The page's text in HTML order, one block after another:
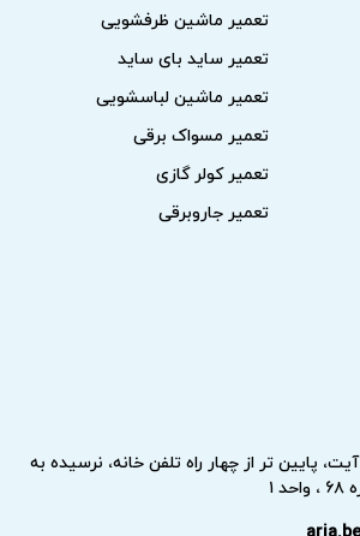
تعمیر ماشین ظرفشویی
تعمیر ساید بای ساید
تعمیر ماشین لباسشویی
تعمیر مسواک برقی
تعمیر کولر گازی
تعمیر جاروبرقی
پایین تر از چهار راه تلفن خانه، نرسیده به
۱